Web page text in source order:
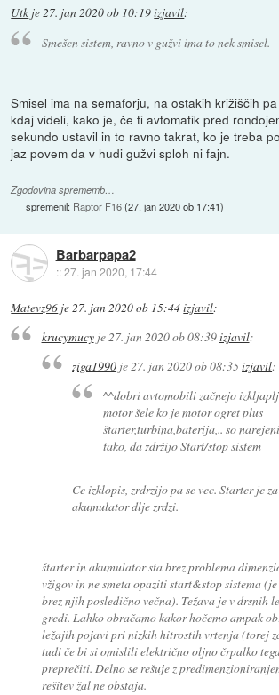
Utk je27. jan 2020 ob 10:19izjavil:
Smešen sistem, ravno v gužvi ima to nek smisel.
Smisel ima na semaforju, na ostakih križiščih
kdaj videli, kako je, če ti avtomatik pred
sekundo ustavil in to ravno takrat, ko je treba
jaz povem da v hudi gužvi sploh ni fajn.
Zgodovina sprememb…
spremenil: Raptor F16(27. jan 2020 ob 17:41)
Barbarpapa2
::27. jan 2020, 17:44
Matevz96 je27. jan 2020 ob 15:44izjavil:
krucymucyje27. jan 2020 ob 08:39izjavil:
ziga1990 je27. jan 2020 ob 08:35izjavil:
^^dobri avtomobili začnejo
motor šele ko je motor ogret plus
štarter,turbina,baterija,.. so narejeni
tako, da zdržijo Start/stop sistem
Ce izklopis, zrdrzijo pa se vec. Starter je
akumulator dlje zrdzi.
štarter in akumulator sta brez problema
vžigov in ne smeta opaziti start&stop sistema (je
brez njih posledično večna). Težava je v drsnih
gredi. Lahko obračamo kakor hočemo ampak
ležajih pojavi pri nizkih hitrostih vrtenja (torej
tudi če bi si omislili električno oljno črpalko
preprečiti. Delno se rešuje z
rešitev žal ne obstaja.